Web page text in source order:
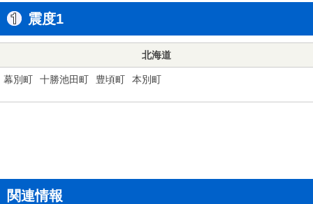
震度1
北海道
幕別町 十勝池田町 豊頃町 本別町
関連情報